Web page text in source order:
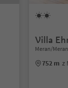
Villa
Meran/
752 m z